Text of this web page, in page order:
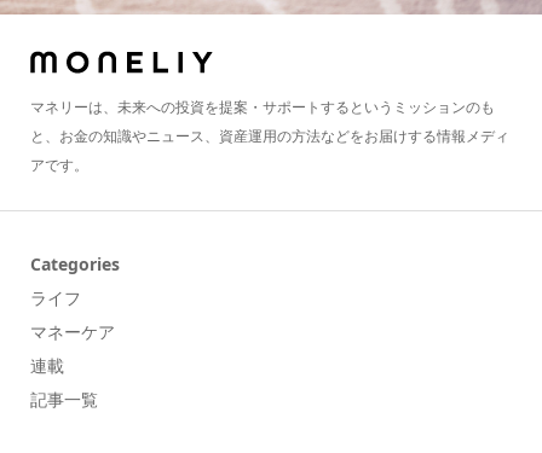
マネリーは、未来への投資を提案・サポートするというミッションのも
と、お金の知識やニュース、資産運用の方法などをお届けする情報メディ
アです。
Categories
ライフ
マネーケア
連載
記事一覧